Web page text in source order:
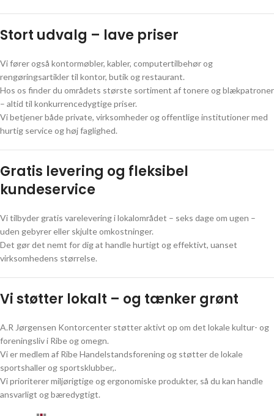
Stort udvalg – lave priser
Vi fører også kontormøbler, kabler, computertilbehør og
rengøringsartikler til kontor, butik og restaurant.
Hos os finder du områdets største sortiment af tonere og blækpatroner
– altid til konkurrencedygtige priser.
Vi betjener både private, virksomheder og offentlige institutioner med
hurtig service og høj faglighed.
Gratis levering og fleksibel
kundeservice
Vi tilbyder gratis varelevering i lokalområdet – seks dage om ugen –
uden gebyrer eller skjulte omkostninger.
Det gør det nemt for dig at handle hurtigt og effektivt, uanset
virksomhedens størrelse.
Vi støtter lokalt – og tænker grønt
A.R Jørgensen Kontorcenter støtter aktivt op om det lokale kultur- og
foreningsliv i Ribe og omegn.
Vi er medlem af Ribe Handelstandsforening og støtter de lokale
sportshaller og sportsklubber,.
Vi prioriterer miljørigtige og ergonomiske produkter, så du kan handle
ansvarligt og bæredygtigt.